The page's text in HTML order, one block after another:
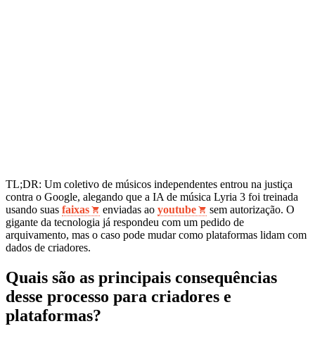
TL;DR: Um coletivo de músicos independentes entrou na justiça
contra o Google, alegando que a IA de música Lyria 3 foi treinada
usando suas faixas enviadas ao youtube
sem autorização. O
gigante da tecnologia já respondeu com um pedido de
arquivamento, mas o caso pode mudar como plataformas lidam com
dados de criadores.
Quais são as principais consequências
desse processo para criadores e
plataformas?